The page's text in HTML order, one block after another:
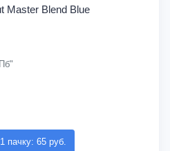
Master Blend Blue
пачку: 65 руб.